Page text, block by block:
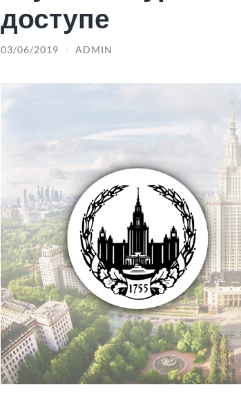
доступе
03/06/2019 / ADMIN